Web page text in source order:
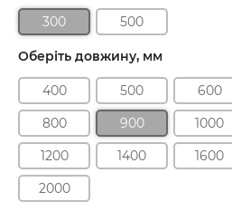
300 500
Оберіть довжину, мм
400 500 600
800
900 1000
1200
1400 1600
2000